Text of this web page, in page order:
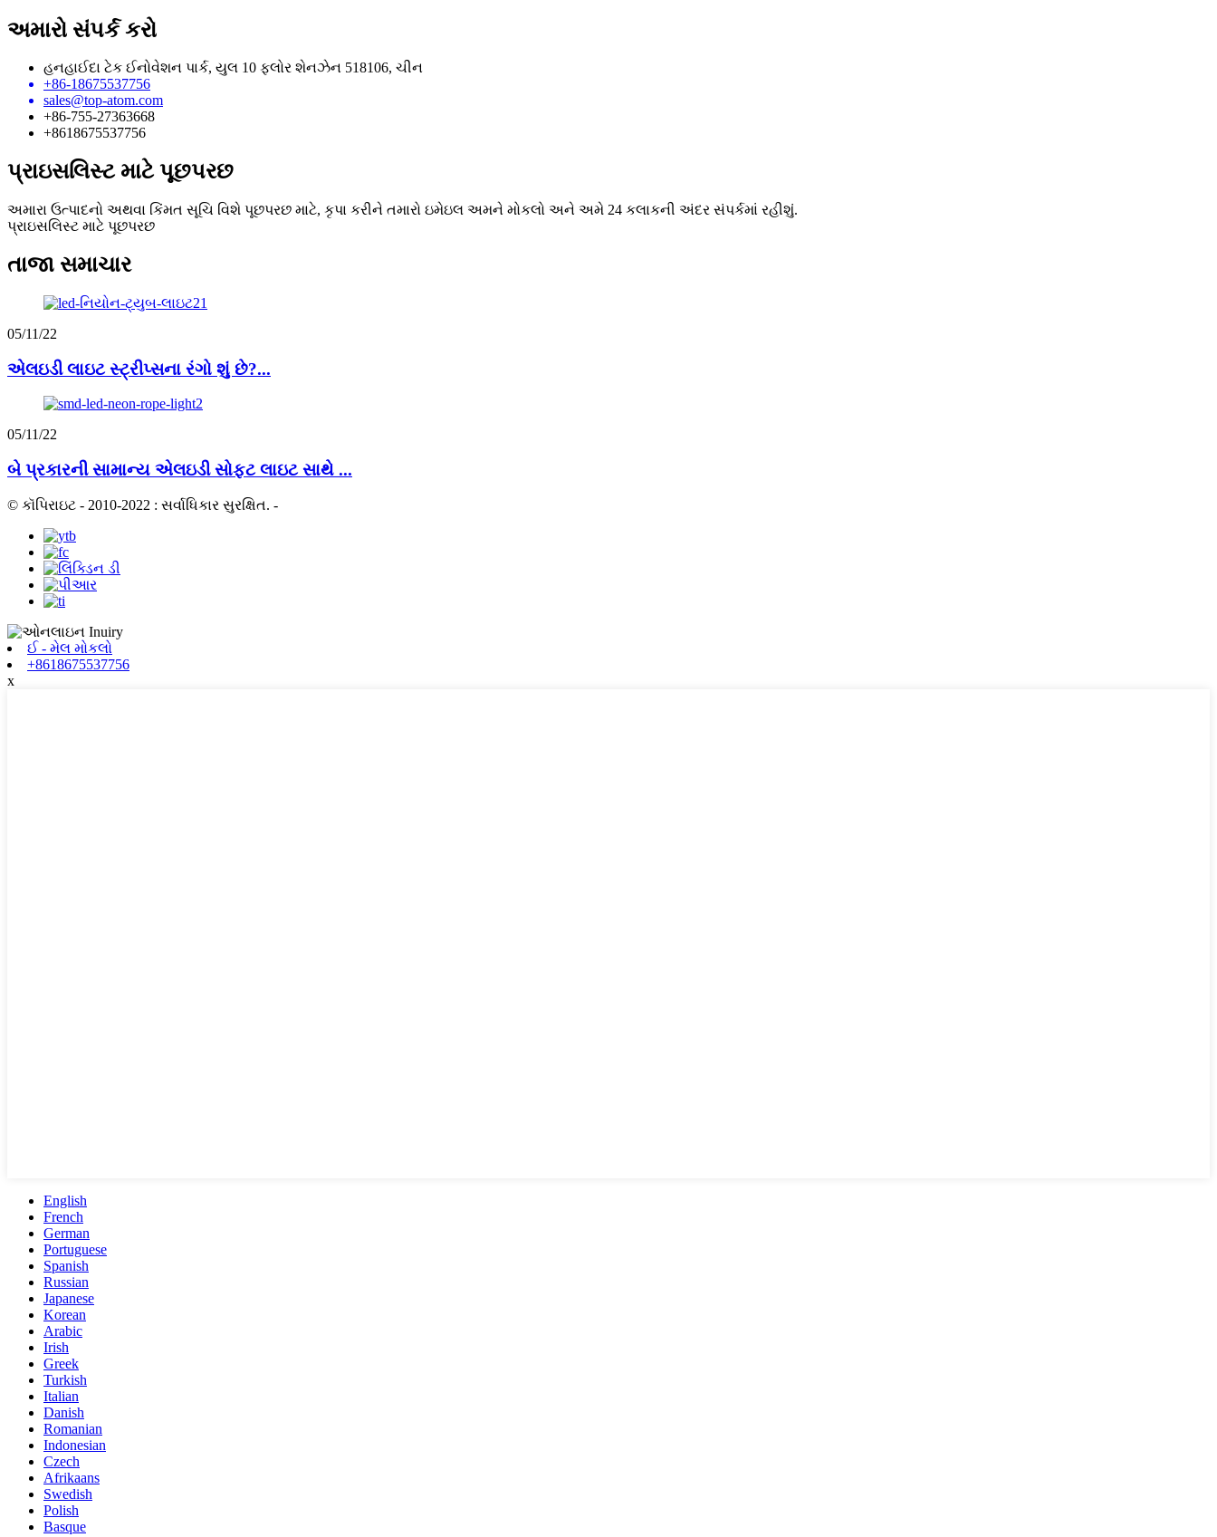
અમારો સંપર્ક કરો
હનહાઈદા ટેક ઈનોવેશન પાર્ક, યુલ 10 ફ્લોર શેનઝેન 518106, ચીન
+86-18675537756
sales@top-atom.com
+86-755-27363668
+8618675537756
પ્રાઇસલિસ્ટ માટે પૂછપરછ
અમારા ઉત્પાદનો અથવા કિંમત સૂચિ વિશે પૂછપરછ માટે, કૃપા કરીને તમારો ઇમેઇલ અમને મોકલો અને અમે 24 કલાકની અંદર સંપર્કમાં રહીશું.
પ્રાઇસલિસ્ટ માટે પૂછપરછ
તાજા સમાચાર
05/11/22
એલઇડી લાઇટ સ્ટ્રીપ્સના રંગો શું છે?...
05/11/22
બે પ્રકારની સામાન્ય એલઇડી સોફ્ટ લાઇટ સાથે ...
© કૉપિરાઇટ - 2010-2022 : સર્વાધિકાર સુરક્ષિત. -
ઈ - મેલ મોકલો
+8618675537756
x
English
French
German
Portuguese
Spanish
Russian
Japanese
Korean
Arabic
Irish
Greek
Turkish
Italian
Danish
Romanian
Indonesian
Czech
Afrikaans
Swedish
Polish
Basque